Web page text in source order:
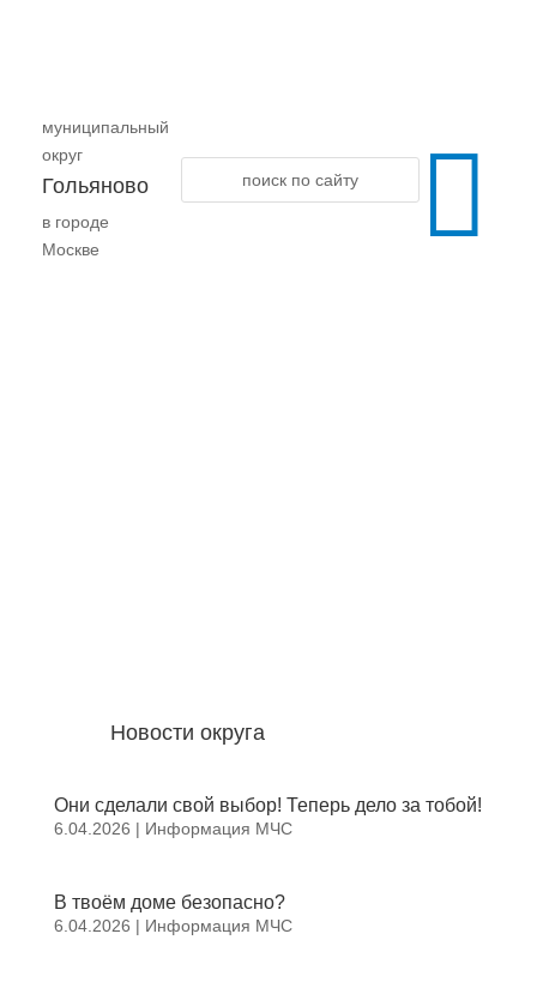
муниципальный
округ
Гольяново
в городе
Москве

Новости округа
Они сделали свой выбор! Теперь дело за тобой!
6.04.2026 | Информация МЧС
В твоём доме безопасно?
6.04.2026 | Информация МЧС